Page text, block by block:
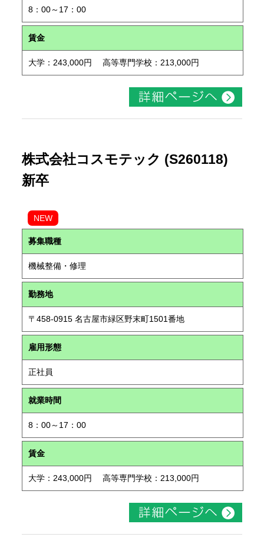
8：00～17：00
賃金
大学：243,000円 高等専門学校：213,000円
株式会社コスモテック (S260118)
新卒
NEW
募集職種
機械整備・修理
勤務地
〒458-0915 名古屋市緑区野末町1501番地
雇用形態
正社員
就業時間
8：00～17：00
賃金
大学：243,000円 高等専門学校：213,000円